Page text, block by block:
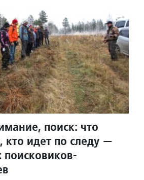
поиск: что
кто идет по следу —
поисковиков-